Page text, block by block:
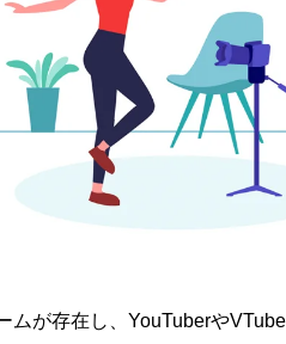
が存在し、YouTuberや